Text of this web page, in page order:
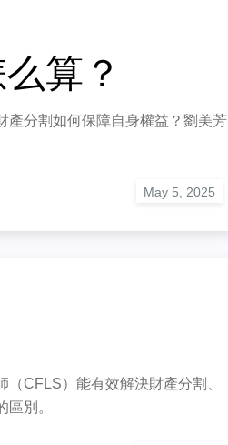
算？
產分割如何保障自身權益？劉美芳
CFLS）能有效解決財產分割、
別。